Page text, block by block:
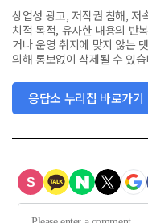
상업성 광고, 저작권 침해, 저
치적 목적, 유사한 내용의 반
거나 운영 취지에 맞지 않는
의해 통보없이 삭제될 수 있
응답소 누리집 바로가기